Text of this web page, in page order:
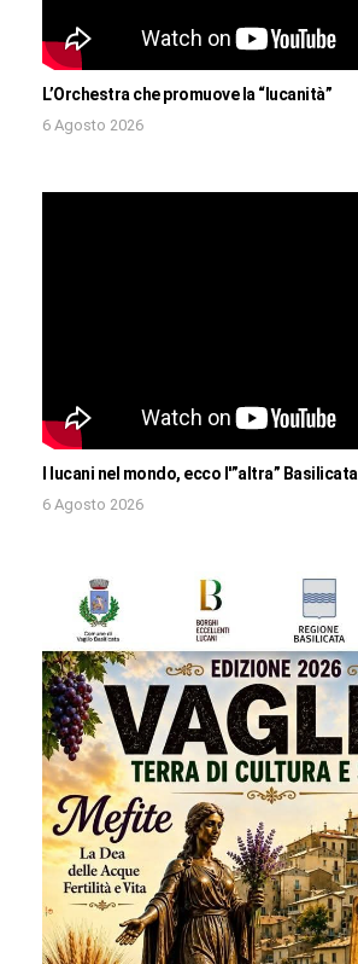
L’Orchestra che promuove la “lucanità”
6 Agosto 2026
I lucani nel mondo, ecco l'”altra” Basilicata
6 Agosto 2026